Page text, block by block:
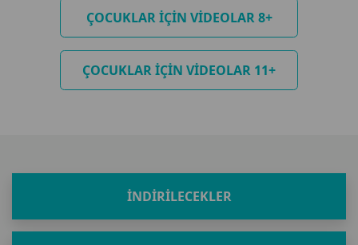
ÇOCUKLAR IÇIN VIDEOLAR 8+
ÇOCUKLAR IÇIN VIDEOLAR 11+
İNDIRILECEKLER